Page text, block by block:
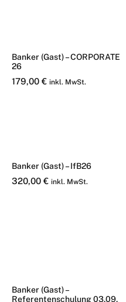
Banker (Gast) – CORPORATE
26
179,00 € inkl. MwSt.
Banker (Gast) – IfB26
320,00 € inkl. MwSt.
Banker (Gast) –
Referentenschulung 03.09.